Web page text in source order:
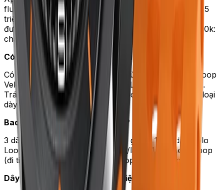
fluoroelastomer, da Italy), độ bền 3+ năm, giá 350–1,5
triệu. Bên thứ 3 (Spigen, Nomad): chất lượng tương
đương 80%, giá 250–600k. OEM Trung Quốc 100–200k:
chất lượng kém, có thể kích ứng da.
Có nên đeo Apple Watch khi ngủ?
Có nếu theo dõi giấc ngủ. Dây phù hợp ngủ: Sport Loop
Velcro (mềm) hoặc Braided Solo Loop (không khóa).
Tránh Leather Loop, Milanese Loop — có khóa kim loại
dày, dễ đè vào cổ tay khi ngủ.
Bao nhiêu dây Apple Watch đủ?
3 dây tối thiểu: 1 Sport Band (tập gym), 1 Braided Solo
Loop hoặc Leather Loop (đi học/làm), 1 Milanese Loop
(đi tiệc). Có thể thêm 1 Sport Loop để dự phòng.
Dây Apple Watch giả — phân biệt thế nào?